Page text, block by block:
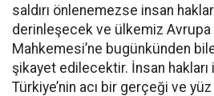
saldırı önlenemezse insan
derinleşecek ve ülkemiz Avrupa
Mahkemesi’ne bugünkünden
şikayet edilecektir. İnsan
Türkiye’nin acı bir gerçeği ve yüz